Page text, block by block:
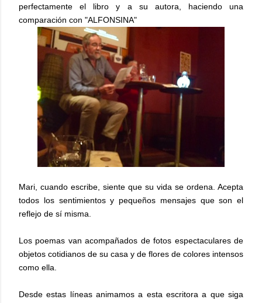
perfectamente el libro y a su autora, haciendo una
comparación con "ALFONSINA"
Mari, cuando escribe, siente que su vida se ordena. Acepta
todos los sentimientos y pequeños mensajes que son el
reflejo de sí misma.
Los poemas van acompañados de fotos espectaculares de
objetos cotidianos de su casa y de flores de colores intensos
como ella.
Desde estas líneas animamos a esta escritora a que siga